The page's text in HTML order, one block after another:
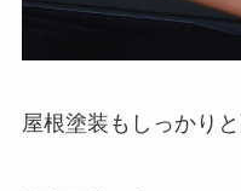
屋根塗装もしっかり